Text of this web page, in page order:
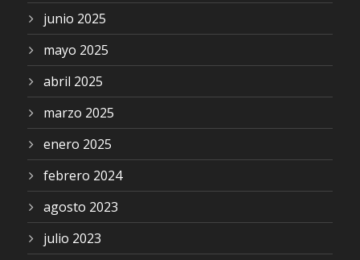
junio 2025
mayo 2025
abril 2025
marzo 2025
enero 2025
febrero 2024
agosto 2023
julio 2023